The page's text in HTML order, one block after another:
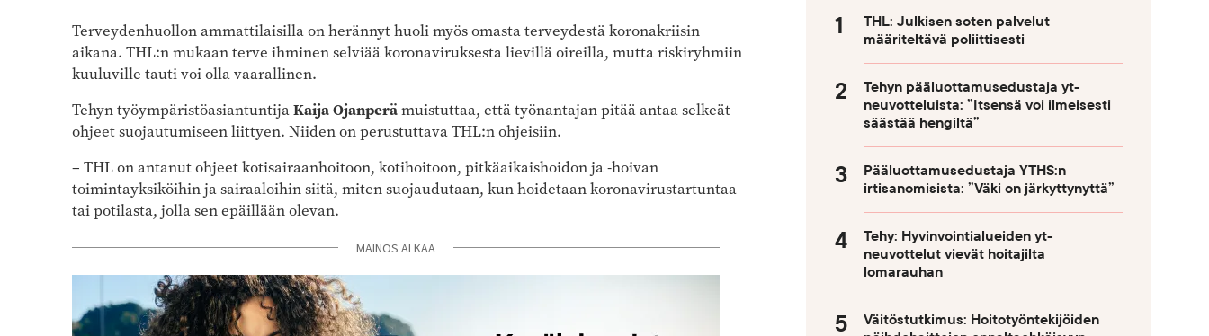
Terveydenhuollon ammattilaisilla on herännyt huoli myös omasta terveydestä koronakriisin
aikana. THL:n mukaan terve ihminen selviää koronaviruksesta lievillä oireilla, mutta riskiryhmiin
kuuluville tauti voi olla vaarallinen.
Tehyn työympäristöasiantuntijaKaija Ojanperämuistuttaa, että työnantajan pitää antaa selkeät
ohjeet suojautumiseen liittyen. Niiden on perustuttava THL:n ohjeisiin.
– THL on antanut ohjeet kotisairaanhoitoon, kotihoitoon, pitkäaikaishoidon ja -hoivan
toimintayksiköihin ja sairaaloihin siitä, miten suojaudutaan, kun hoidetaan koronavirustartuntaa
tai potilasta, jolla sen epäillään olevan.
MAINOS ALKAA
THL: Julkisen soten palvelut
määriteltävä poliittisesti
Tehyn pääluottamusedustaja yt-
neuvotteluista: ”Itsensä voi ilmeisesti
säästää hengiltä”
Pääluottamusedustaja YTHS:n
irtisanomisista: ”Väki on järkyttynyttä”
Tehy: Hyvinvointialueiden yt-
neuvottelut vievät hoitajilta
lomarauhan
Väitöstutkimus: Hoitotyöntekijöiden